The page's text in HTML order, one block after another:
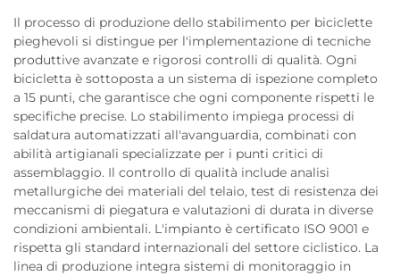
Il processo di produzione dello stabilimento per biciclette
pieghevoli si distingue per l'implementazione di tecniche
produttive avanzate e rigorosi controlli di qualità. Ogni
bicicletta è sottoposta a un sistema di ispezione completo
a 15 punti, che garantisce che ogni componente rispetti le
specifiche precise. Lo stabilimento impiega processi di
saldatura automatizzati all'avanguardia, combinati con
abilità artigianali specializzate per i punti critici di
assemblaggio. Il controllo di qualità include analisi
metallurgiche dei materiali del telaio, test di resistenza dei
meccanismi di piegatura e valutazioni di durata in diverse
condizioni ambientali. L'impianto è certificato ISO 9001 e
rispetta gli standard internazionali del settore ciclistico. La
linea di produzione integra sistemi di monitoraggio in